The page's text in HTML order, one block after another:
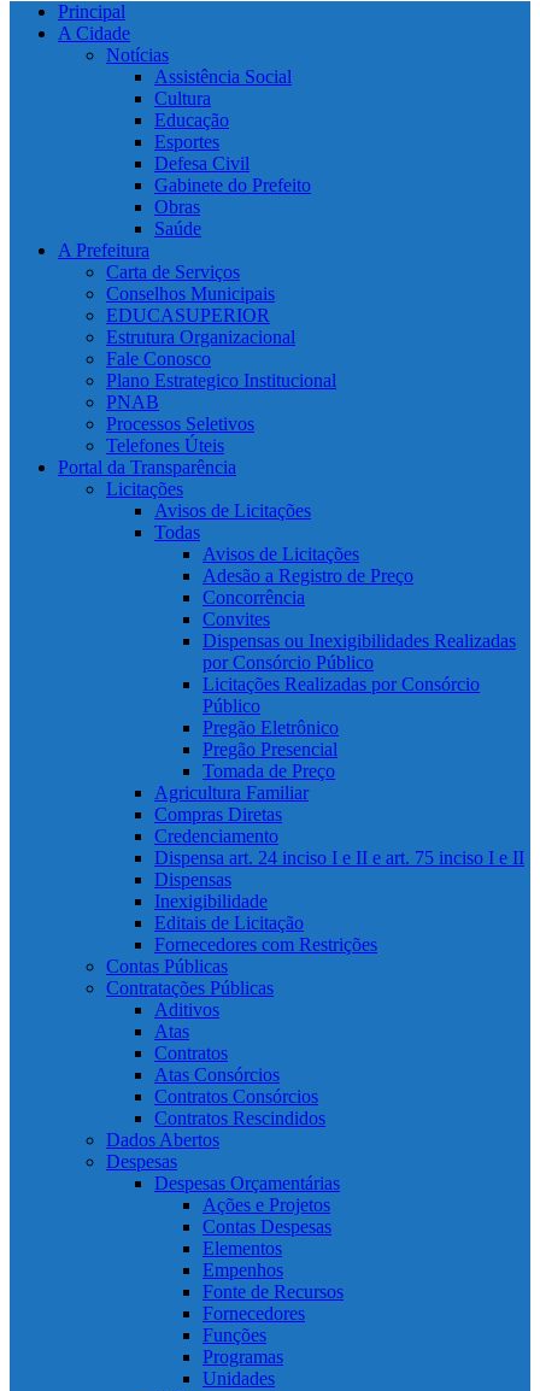
Principal
A Cidade
Notícias
Assistência Social
Cultura
Educação
Esportes
Defesa Civil
Gabinete do Prefeito
Obras
Saúde
A Prefeitura
Carta de Serviços
Conselhos Municipais
EDUCASUPERIOR
Estrutura Organizacional
Fale Conosco
Plano Estrategico Institucional
PNAB
Processos Seletivos
Telefones Úteis
Portal da Transparência
Licitações
Avisos de Licitações
Todas
Avisos de Licitações
Adesão a Registro de Preço
Concorrência
Convites
Dispensas ou Inexigibilidades Realizadas
por Consórcio Público
Licitações Realizadas por Consórcio
Público
Pregão Eletrônico
Pregão Presencial
Tomada de Preço
Agricultura Familiar
Compras Diretas
Credenciamento
Dispensa art. 24 inciso I e II e art. 75 inciso I e II
Dispensas
Inexigibilidade
Editais de Licitação
Fornecedores com Restrições
Contas Públicas
Contratações Públicas
Aditivos
Atas
Contratos
Atas Consórcios
Contratos Consórcios
Contratos Rescindidos
Dados Abertos
Despesas
Despesas Orçamentárias
Ações e Projetos
Contas Despesas
Elementos
Empenhos
Fonte de Recursos
Fornecedores
Funções
Programas
Unidades